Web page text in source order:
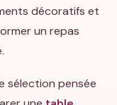
décoratifs et
un repas
sélection pensée